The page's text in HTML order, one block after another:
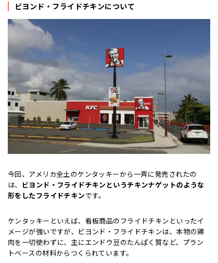
ビヨンド・フライドチキンについて
今回、アメリカ全土のケンタッキーから一斉に発売されたの
は、 ビヨンド・フライドチキンというチキンナゲットのような
形をしたフライドチキンです。
ケンタッキーといえば、看板商品のフライドチキンといったイ
メージが強いですが、ビヨンド・フライドチキンは、本物の鶏
肉を一切使わずに、主にエンドウ豆のたんぱく質など、プラン
トベースの材料からつくられています。